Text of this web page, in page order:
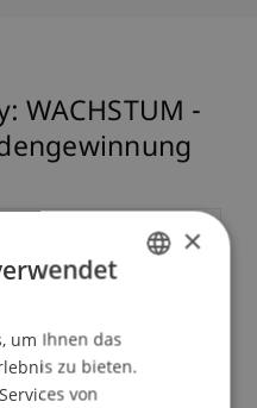
WACHSTUM -
×
um Ihnen das
zu bieten.
von